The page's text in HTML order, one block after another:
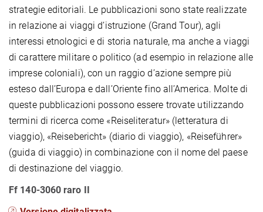
strategie editoriali. Le pubblicazioni sono state realizzate
in relazione ai viaggi d’istruzione (Grand Tour), agli
interessi etnologici e di storia naturale, ma anche a viaggi
di carattere militare o politico (ad esempio in relazione alle
imprese coloniali), con un raggio d’azione sempre più
esteso dall’Europa e dall’Oriente fino all’America. Molte di
queste pubblicazioni possono essere trovate utilizzando
termini di ricerca come «Reiseliteratur» (letteratura di
viaggio), «Reisebericht» (diario di viaggio), «Reiseführer»
(guida di viaggio) in combinazione con il nome del paese
di destinazione del viaggio.
Ff 140-3060 raro II